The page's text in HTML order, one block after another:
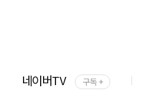
네이버TV 구독 +